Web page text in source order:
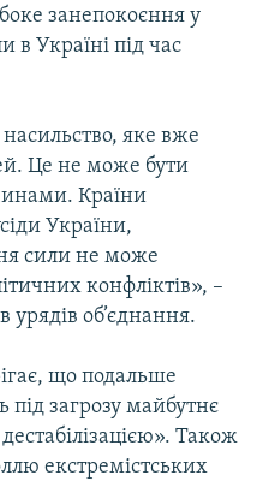
занепокоєння у
в Україні під час
яке вже
Це не може бути
Країни
України,
сили не може
конфліктів», –
урядів об’єднання.
що подальше
під загрозу майбутнє
Також
екстремістських